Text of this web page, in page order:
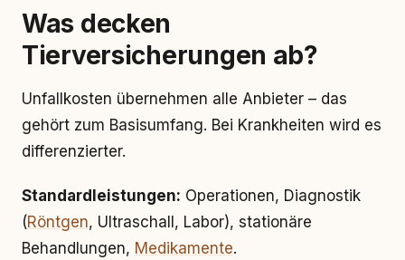
Was decken
Tierversicherungen ab?
Unfallkosten übernehmen alle Anbieter – das
gehört zum Basisumfang. Bei Krankheiten wird es
differenzierter.
Standardleistungen: Operationen, Diagnostik
(Röntgen, Ultraschall, Labor), stationäre
Behandlungen, Medikamente.